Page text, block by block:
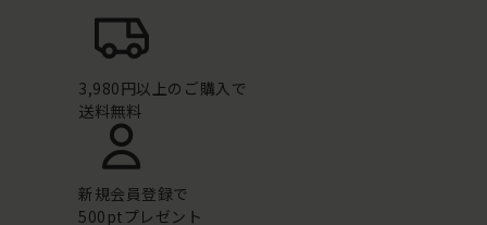
3,980円以上のご購入で
送料無料
新規会員登録で
500ptプレゼント